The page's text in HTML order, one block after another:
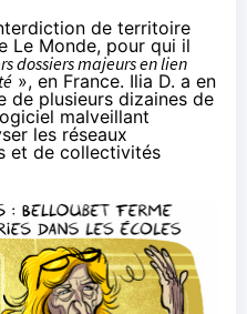
de territoire
Le Monde, pour qui il
dossiers majeurs en lien
», en France. Ilia D. a en
de plusieurs dizaines de
malveillant
les réseaux
et de collectivités